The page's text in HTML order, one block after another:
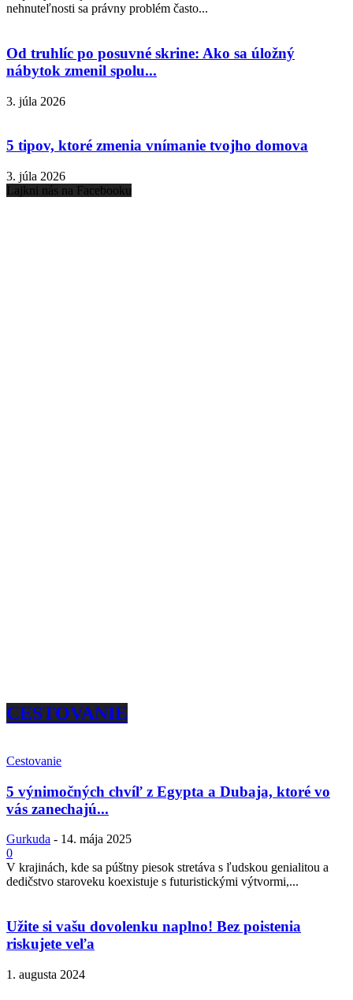
nehnuteľnosti sa právny problém často...
Od truhlíc po posuvné skrine: Ako sa úložný
nábytok zmenil spolu...
3. júla 2026
5 tipov, ktoré zmenia vnímanie tvojho domova
3. júla 2026
Lajkni nás na Facebooku
CESTOVANIE
Cestovanie
5 výnimočných chvíľ z Egypta a Dubaja, ktoré vo
vás zanechajú...
Gurkuda - 14. mája 2025
0
V krajinách, kde sa púštny piesok stretáva s ľudskou genialitou a
dedičstvo staroveku koexistuje s futuristickými výtvormi,...
Užite si vašu dovolenku naplno! Bez poistenia
riskujete veľa
1. augusta 2024